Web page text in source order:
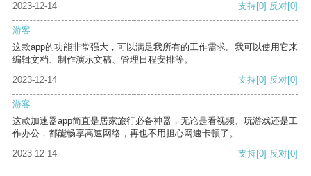
2023-12-14
支持[0] 反对[0]
游客
这款app的功能非常强大，可以满足我所有的工作需求。我可以使用它来
编辑文档、制作演示文稿、管理日程安排等。
2023-12-14
支持[0] 反对[0]
游客
这款加速器app简直是居家旅行必备神器，无论是看视频、玩游戏还是工
作办公，都能畅享高速网络，再也不用担心网速卡顿了。
2023-12-14
支持[0] 反对[0]